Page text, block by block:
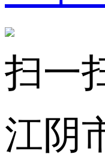
扫一
江阴